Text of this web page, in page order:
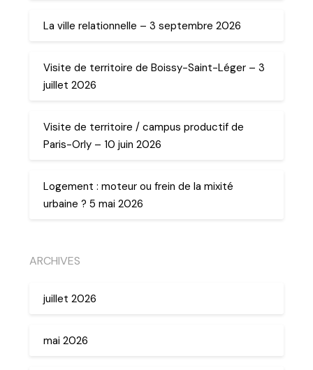
La ville relationnelle – 3 septembre 2026
Visite de territoire de Boissy-Saint-Léger – 3
juillet 2026
Visite de territoire / campus productif de
Paris-Orly – 10 juin 2026
Logement : moteur ou frein de la mixité
urbaine ? 5 mai 2026
ARCHIVES
juillet 2026
mai 2026